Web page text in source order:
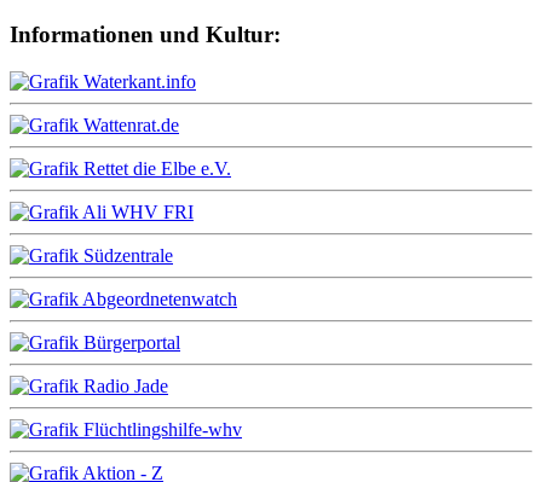
Informationen und Kultur: